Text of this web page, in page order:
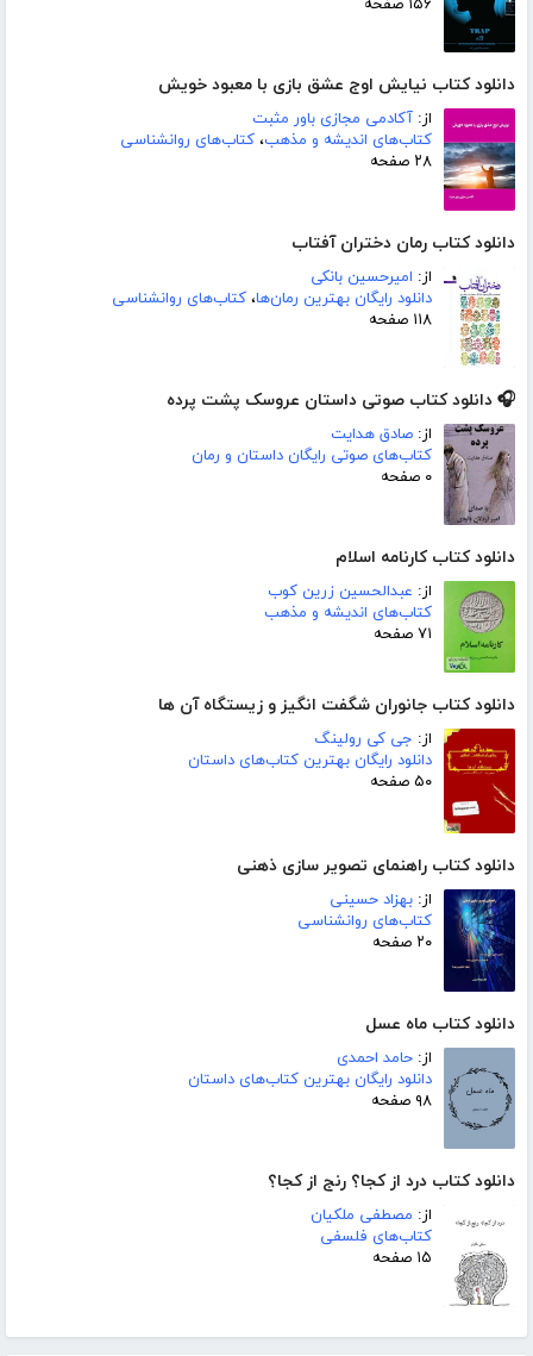
دانلود کتاب نیایش اوج عشق بازی با معبود خویش
از: آکادمی مجازی باور مثبت
کتاب‌های اندیشه و مذهب، کتاب‌های روانشناسی
۲۸ صفحه
دانلود کتاب رمان دختران آفتاب
از: امیرحسین بانکی
دانلود رایگان بهترین رمان‌ها، کتاب‌های روانشناسی
۱۱۸ صفحه
🎧 دانلود کتاب صوتی داستان عروسک پشت پرده
از: صادق هدایت
کتاب‌های صوتی رایگان داستان و رمان
۰ صفحه
دانلود کتاب کارنامه اسلام
از: عبدالحسین زرین کوب
کتاب‌های اندیشه و مذهب
۷۱ صفحه
دانلود کتاب جانوران شگفت انگیز و زیستگاه آن ها
از: جی کی رولینگ
دانلود رایگان بهترین کتاب‌های داستان
۵۰ صفحه
دانلود کتاب راهنمای تصویر سازی ذهنی
از: بهزاد حسینی
کتاب‌های روانشناسی
۲۰ صفحه
دانلود کتاب ماه عسل
از: حامد احمدی
دانلود رایگان بهترین کتاب‌های داستان
۹۸ صفحه
دانلود کتاب درد از کجا؟ رنج از کجا؟
از: مصطفی ملکیان
کتاب‌های فلسفی
۱۵ صفحه